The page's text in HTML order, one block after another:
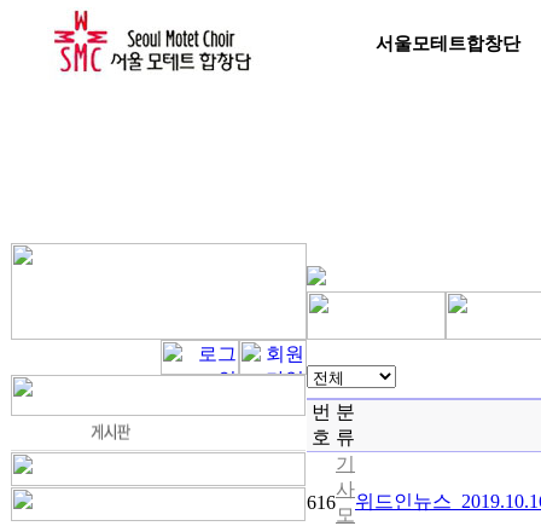
서울모테트합창단
번
호
분
류
616
기
사
모
위드인뉴스